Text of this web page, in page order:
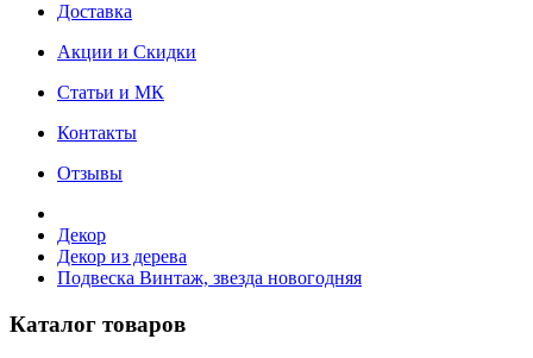
Доставка
Акции и Скидки
Статьи и МК
Контакты
Отзывы
Декор
Декор из дерева
Подвеска Винтаж, звезда новогодняя
Каталог товаров